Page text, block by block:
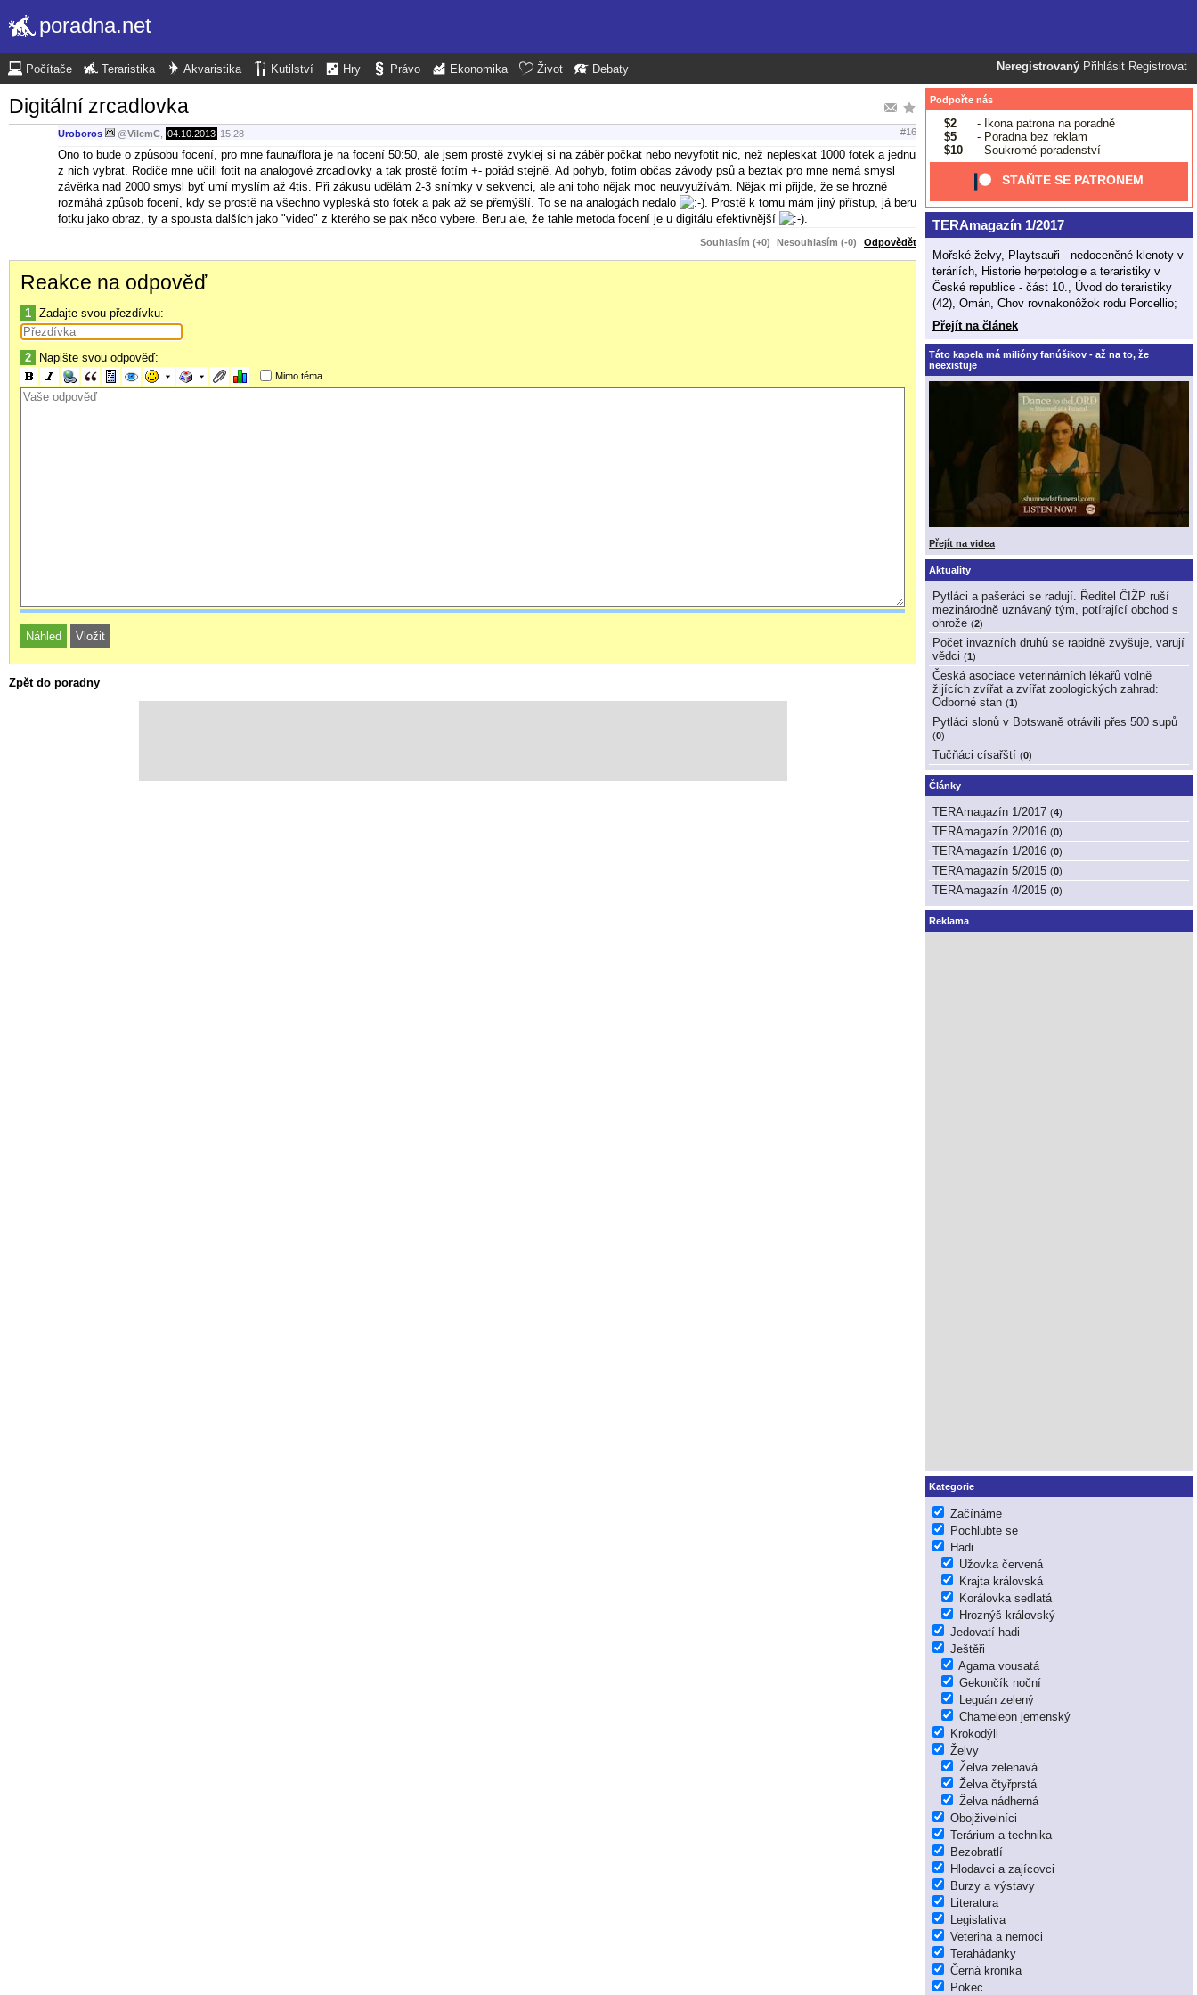
poradna.net
Neregistrovaný Přihlásit Registrovat
Počítače Teraristika Akvaristika Kutilství Hry Právo Ekonomika Život Debaty
Digitální zrcadlovka
Uroboros @VilemC 04.10.2013 15:28 #16
Ono to bude o způsobu focení, pro mne fauna/flora je na focení 50:50, ale jsem prostě zvyklej si na záběr počkat nebo nevyfotit nic, než nepleskat 1000 fotek a jednu
z nich vybrat. Rodiče mne učili fotit na analogové zrcadlovky a tak prostě fotím +- pořád stejně. Ad pohyb, fotim občas závody psů a beztak pro mne nemá smysl
závěrka nad 2000 smysl byť umí myslím až 4tis. Při zákusu udělám 2-3 snímky v sekvenci, ale ani toho nějak moc neuvyužívám. Nějak mi přijde, že se hrozně
rozmáhá způsob focení, kdy se prostě na všechno vypleská sto fotek a pak až se přemýšlí. To se na analogách nedalo
. Prostě k tomu mám jiný přístup, já beru
fotku jako obraz, ty a spousta dalších jako "video" z kterého se pak něco vybere. Beru ale, že tahle metoda focení je u digitálu efektivnější
Souhlasím (+0) Nesouhlasím (-0) Odpovědět
Reakce na odpověď
1 Zadajte svou přezdívku:
2 Napište svou odpověď:
Mimo téma
Zpět do poradny
Podpořte nás
$2
- Ikona patrona na poradně
$5
- Poradna bez reklam
$10
- Soukromé poradenství
STAŇTE SE PATRONEM
TERAmagazín 1/2017
Mořské želvy, Playtsauři - nedoceněné klenoty v
teráriích, Historie herpetologie a teraristiky v
České republice - část 10., Úvod do teraristiky
(42), Omán, Chov rovnakonôžok rodu Porcellio;
Přejít na článek
Táto kapela má milióny fanúšikov - až na to, že
neexistuje
Přejít na videa
Aktuality
Pytláci a pašeráci se radují. Ředitel ČIŽP ruší
mezinárodně uznávaný tým, potírající obchod s
ohrože (2)
Počet invazních druhů se rapidně zvyšuje, varují
vědci (1)
Česká asociace veterinárních lékařů volně
žijících zvířat a zvířat zoologických zahrad:
Odborné stan (1)
Pytláci slonů v Botswaně otrávili přes 500 supů
(0)
Tučňáci císařští (0)
Články
TERAmagazín 1/2017 (4)
TERAmagazín 2/2016 (0)
TERAmagazín 1/2016 (0)
TERAmagazín 5/2015 (0)
TERAmagazín 4/2015 (0)
Reklama
Kategorie
Začínáme
Pochlubte se
Hadi
Užovka červená
Krajta královská
Korálovka sedlatá
Hroznýš královský
Jedovatí hadi
Ještěři
Agama vousatá
Gekončík noční
Leguán zelený
Chameleon jemenský
Krokodýli
Želvy
Želva zelenavá
Želva čtyřprstá
Želva nádherná
Obojživelníci
Terárium a technika
Bezobratlí
Hlodavci a zajícovci
Burzy a výstavy
Literatura
Legislativa
Veterina a nemoci
Terahádanky
Černá kronika
Pokec